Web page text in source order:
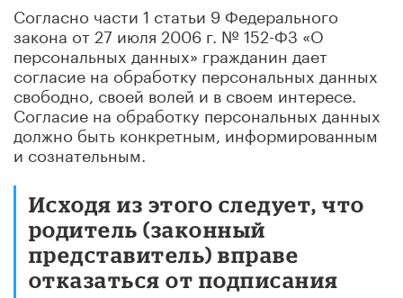
Согласно части 1 статьи 9 Федерального
закона от 27 июля 2006 г. № 152-ФЗ «О
персональных данных» гражданин дает
согласие на обработку персональных данных
свободно, своей волей и в своем интересе.
Согласие на обработку персональных данных
должно быть конкретным, информированным
и сознательным.
Исходя из этого следует, что
родитель (законный
представитель) вправе
отказаться от подписания